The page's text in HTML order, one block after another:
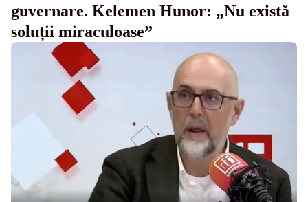
guvernare. Kelemen Hunor: „Nu există
soluții miraculoase”